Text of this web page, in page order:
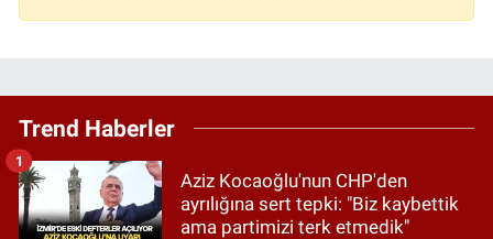
Trend Haberler
Aziz Kocaoğlu'nun CHP'den
ayrılığına sert tepki: "Biz kaybettik
ama partimizi terk etmedik"
1